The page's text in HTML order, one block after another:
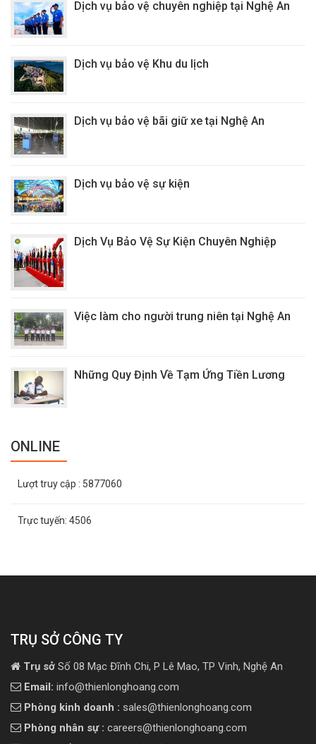
Dịch vụ bảo vệ chuyên nghiệp tại Nghệ An
Dịch vụ bảo vệ Khu du lịch
Dịch vụ bảo vệ bãi giữ xe tại Nghệ An
Dịch vụ bảo vệ sự kiện
Dịch Vụ Bảo Vệ Sự Kiện Chuyên Nghiệp
Việc làm cho người trung niên tại Nghệ An
Những Quy Định Về Tạm Ứng Tiền Lương
ONLINE
Lượt truy cập : 5877060
Trực tuyến: 4506
TRỤ SỞ CÔNG TY
Trụ sở Số 08 Mạc Đĩnh Chi, P Lê Mao, TP Vinh, Nghệ An
Email: info@thienlonghoang.com
Phòng kinh doanh : sales@thienlonghoang.com
Phòng nhân sự : careers@thienlonghoang.com